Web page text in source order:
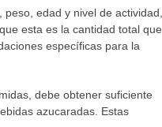
edad y nivel de actividad,
esta es la cantidad total que
específicas para la
debe obtener suficiente
azucaradas. Estas